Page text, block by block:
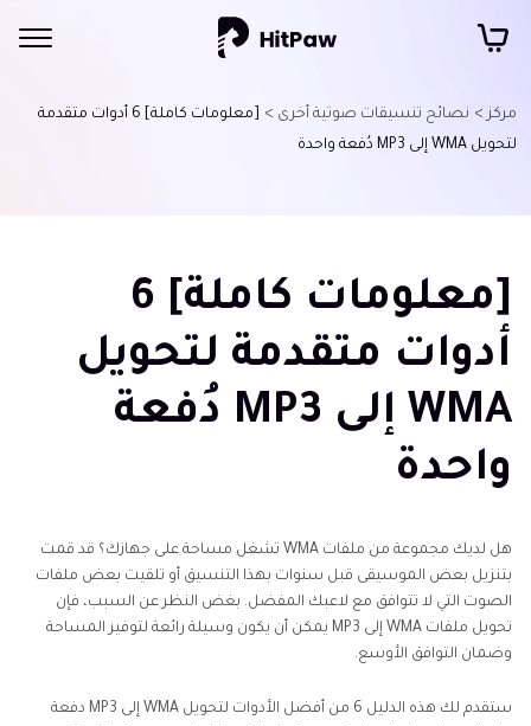
مركز > نصائح تنسيقات صوتية أخرى >
[معلومات كاملة] 6 أدوات متقدمة
لتحويل WMA إلى MP3 دُفعة واحدة
[معلومات كاملة] 6
أدوات متقدمة لتحويل
WMA إلى MP3 دُفعة
واحدة
هل لديك مجموعة من ملفات WMA تشغل مساحة على جهازك؟ قد قمت
بتنزيل بعض الموسيقى قبل سنوات بهذا التنسيق أو تلقيت بعض ملفات
الصوت التي لا تتوافق مع لاعبك المفضل. بغض النظر عن السبب، فإن
تحويل ملفات WMA إلى MP3 يمكن أن يكون وسيلة رائعة لتوفير المساحة
وضمان التوافق الأوسع.
ستقدم لك هذه الدليل 6 من أفضل الأدوات لتحويل WMA إلى MP3 دفعة